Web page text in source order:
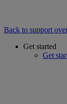
Back to support
Get started
Get